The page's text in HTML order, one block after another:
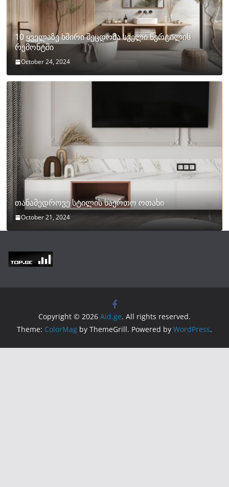
10 ყველაზე ხშირი შეცდომა სველი წერტილის
რემონტში
October 24, 2024
თანამედროვე სტილის საერთო ოთახი
October 21, 2024
Copyright © 2026 Aid.ge. All rights reserved.
Theme: ColorMag by ThemeGrill. Powered by WordPress.